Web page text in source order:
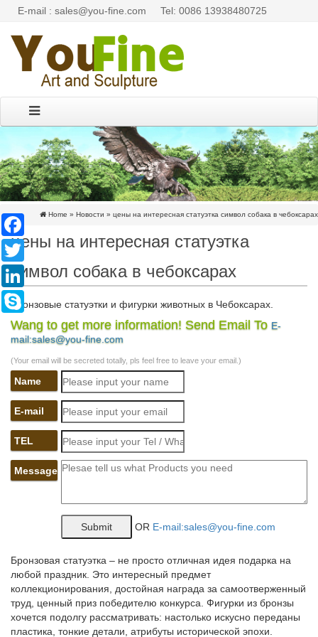
E-mail : sales@you-fine.com Tel: 0086 13938480725
Home » Новости » цены на интересная статуэтка символ собака в чебоксарах
цены на интересная статуэтка
символ собака в чебоксарах
Бронзовые статуэтки и фигурки животных в Чебоксарах.
Бронзовые статуэтки и фигурки животных. Продажа, поиск,
поставщики и магазины, цены в Чебоксарах.Статуэтки,
Сувениры, Фигурки, Статуэтки и фигурки, Корпоративные
подарки, СПб, Фигурки из стекла, Аниме фигурки, Дикие
кошки, Собаки Фу.
Статуэтки большой выбор, доступные цены в интернет-
магазине…
Отличные цены на Статуэтки в интернет-магазине
ALEKSMARKET.RU в Чебоксарах.Купите статуэтки оптом или в
розницу с символом наступающего года и вручите их – они
Фигурки и статуэтки купить в Чебоксарах. Заказать фигурки…
Фигурки и статуэтки в Чебоксарах. Регион Чебоксары.
Предложения из других регионов. Цена, руб. – Товары со
скидкой. Оптовые цены. Проверенные компании.
Статуэтки – символ года 2018 СОБАКА купить в Москва
*Статуэтка Собака со щенками на золотых монетах.КУПИТЬ.
Wang to get more information! Send Email To E-
mail:sales@you-fine.com
(Your email will be secreted totally, pls feel free to leave your email.)
Name
E-mail
TEL
Message
OR E-mail:sales@you-fine.com
Бронзовая статуэтка – не просто отличная идея подарка на
любой праздник. Это интересный предмет
коллекционирования, достойная награда за самоотверженный
труд, ценный приз победителю конкурса. Фигурки из бронзы
хочется подолгу рассматривать: настолько искусно переданы
пластика, тонкие детали, атрибуты исторической эпохи.
Facebook
Twitter
LinkedIn